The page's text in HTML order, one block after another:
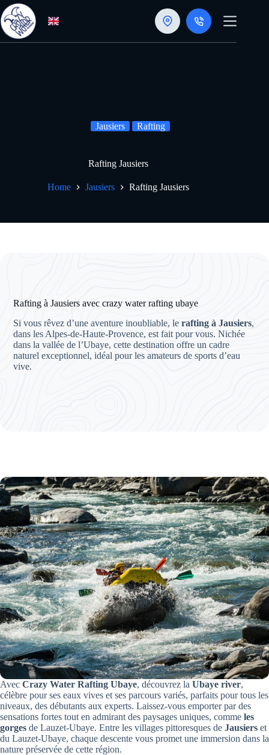
Skip
to
content
Jausiers Rafting
Rafting Jausiers
Home Jausiers Rafting Jausiers
Rafting à Jausiers avec crazy water rafting ubaye
Si vous rêvez d’une aventure inoubliable, lerafting à Jausiers,
dans les Alpes-de-Haute-Provence, est fait pour vous. Nichée
dans la vallée de l’Ubaye, cette destination offre un cadre
naturel exceptionnel, idéal pour les amateurs de sports d’eau
vive.
Avec Crazy Water Rafting Ubaye, découvrez la Ubaye river,
célèbre pour ses eaux vives et ses parcours variés, parfaits pour tous les
niveaux, des débutants aux experts. Laissez-vous emporter par des
sensations fortes tout en admirant des paysages uniques, comme les
gorges de Lauzet-Ubaye. Entre les villages pittoresques de Jausiers et
du Lauzet-Ubaye, chaque descente vous promet une immersion dans la
nature préservée de cette région.